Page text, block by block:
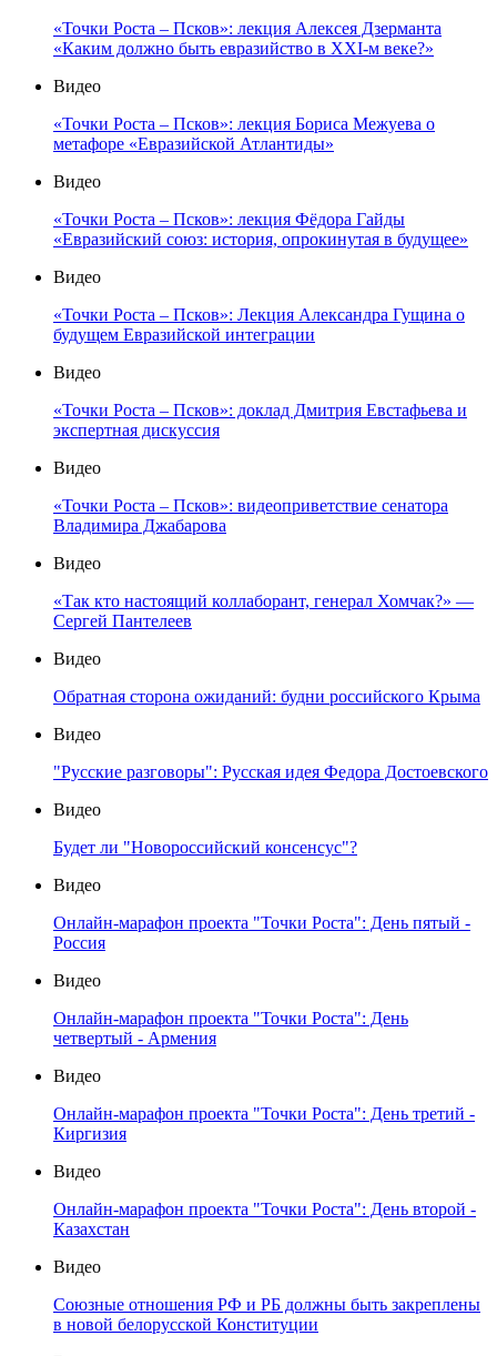
«Точки Роста – Псков»: лекция Алексея Дзерманта
«Каким должно быть евразийство в XXI-м веке?»
Видео
«Точки Роста – Псков»: лекция Бориса Межуева о
метафоре «Евразийской Атлантиды»
Видео
«Точки Роста – Псков»: лекция Фёдора Гайды
«Евразийский союз: история, опрокинутая в будущее»
Видео
«Точки Роста – Псков»: Лекция Александра Гущина о
будущем Евразийской интеграции
Видео
«Точки Роста – Псков»: доклад Дмитрия Евстафьева и
экспертная дискуссия
Видео
«Точки Роста – Псков»: видеоприветствие сенатора
Владимира Джабарова
Видео
«Так кто настоящий коллаборант, генерал Хомчак?» —
Сергей Пантелеев
Видео
Обратная сторона ожиданий: будни российского Крыма
Видео
"Русские разговоры": Русская идея Федора Достоевского
Видео
Будет ли "Новороссийский консенсус"?
Видео
Онлайн-марафон проекта "Точки Роста": День пятый -
Россия
Видео
Онлайн-марафон проекта "Точки Роста": День
четвертый - Армения
Видео
Онлайн-марафон проекта "Точки Роста": День третий -
Киргизия
Видео
Онлайн-марафон проекта "Точки Роста": День второй -
Казахстан
Видео
Союзные отношения РФ и РБ должны быть закреплены
в новой белорусской Конституции